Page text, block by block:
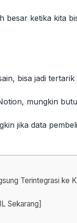
besar ketika kita
bisa jadi tertarik
mungkin
jika data
Terintegrasi ke
Sekarang]